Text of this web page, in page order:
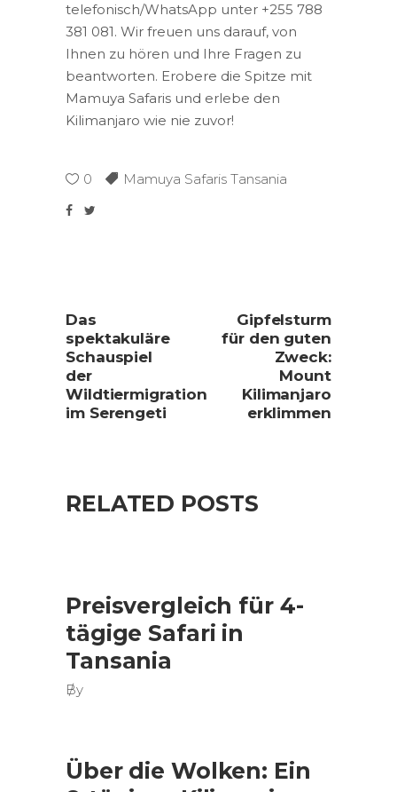
telefonisch/WhatsApp unter +255 788
381 081. Wir freuen uns darauf, von
Ihnen zu hören und Ihre Fragen zu
beantworten. Erobere die Spitze mit
Mamuya Safaris und erlebe den
Kilimanjaro wie nie zuvor!
0 Mamuya Safaris Tansania
Das
spektakuläre
Schauspiel
der
Wildtiermigration
im Serengeti
Gipfelsturm
für den guten
Zweck:
Mount
Kilimanjaro
erklimmen
RELATED POSTS
Preisvergleich für 4-
tägige Safari in
Tansania
By
Über die Wolken: Ein